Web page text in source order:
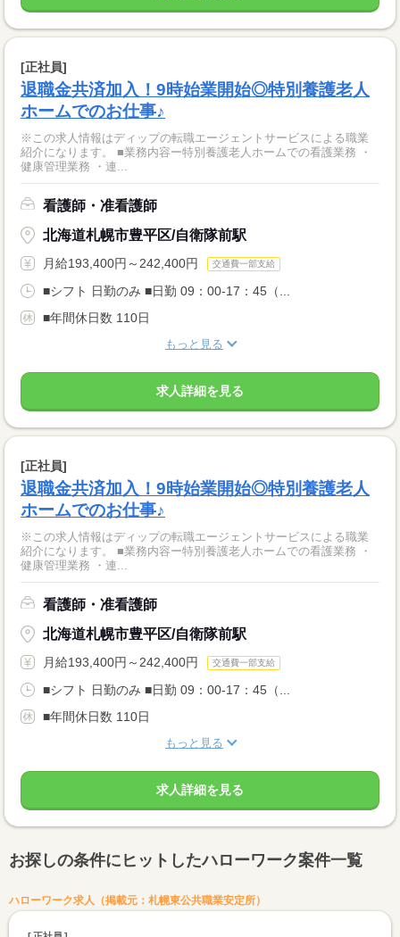
[正社員]
退職金共済加入！9時始業開始◎特別養護老人
ホームでのお仕事♪
※この求人情報はディップの転職エージェントサービスによる職業
紹介になります。 ■業務内容ー特別養護老人ホームでの看護業務 ・
健康管理業務 ・連...
看護師・准看護師
北海道札幌市豊平区/自衛隊前駅
月給193,400円～242,400円 交通費一部支給
■シフト 日勤のみ ■日勤 09：00-17：45（...
■年間休日数 110日
もっと見る
求人詳細を見る
[正社員]
退職金共済加入！9時始業開始◎特別養護老人
ホームでのお仕事♪
※この求人情報はディップの転職エージェントサービスによる職業
紹介になります。 ■業務内容ー特別養護老人ホームでの看護業務 ・
健康管理業務 ・連...
看護師・准看護師
北海道札幌市豊平区/自衛隊前駅
月給193,400円～242,400円 交通費一部支給
■シフト 日勤のみ ■日勤 09：00-17：45（...
■年間休日数 110日
もっと見る
求人詳細を見る
お探しの条件にヒットしたハローワーク案件一覧
ハローワーク求人（掲載元：札幌東公共職業安定所）